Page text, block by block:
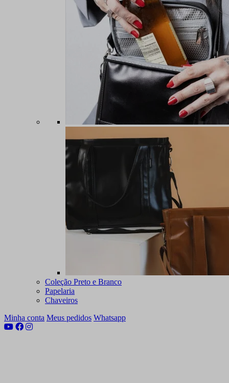
Coleção Preto e Branco
Papelaria
Chaveiros
Minha conta Meus pedidos Whatsapp